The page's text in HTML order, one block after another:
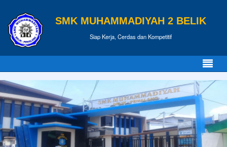
SMK MUHAMMADIYAH 2 BELIK
Siap Kerja, Cerdas dan Kompetitif